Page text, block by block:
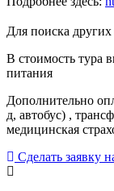
Для поиска
В стоимость тура
питания
Дополнительно
д, автобус) ,
медицинская
Сделать заявку